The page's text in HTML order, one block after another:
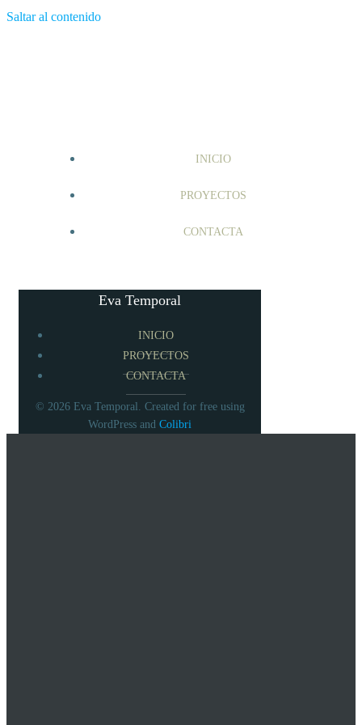
Saltar al contenido
INICIO
PROYECTOS
CONTACTA
Eva Temporal
INICIO
PROYECTOS
CONTACTA
© 2026 Eva Temporal. Created for free using
WordPress andColibri